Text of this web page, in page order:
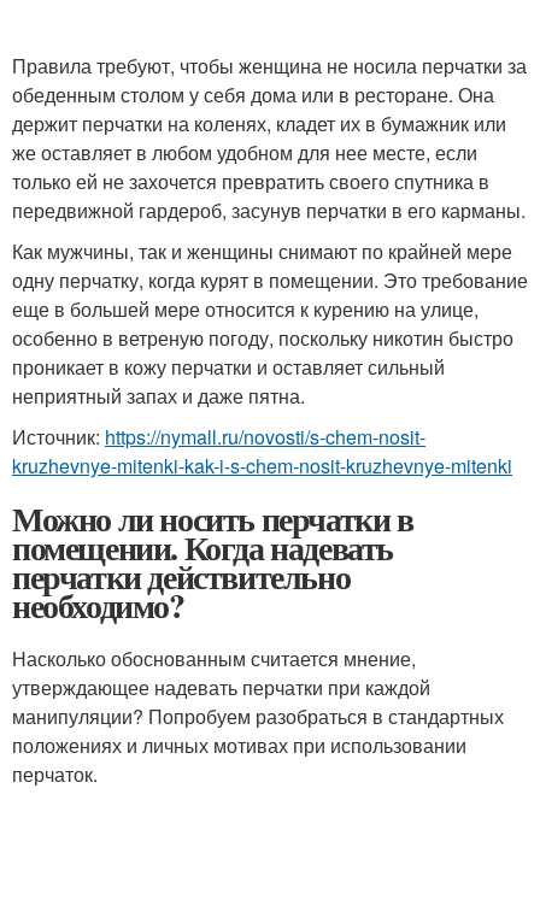
Правила требуют, чтобы женщина не носила перчатки за
обеденным столом у себя дома или в ресторане. Она
держит перчатки на коленях, кладет их в бумажник или
же оставляет в любом удобном для нее месте, если
только ей не захочется превратить своего спутника в
передвижной гардероб, засунув перчатки в его карманы.
Как мужчины, так и женщины снимают по крайней мере
одну перчатку, когда курят в помещении. Это требование
еще в большей мере относится к курению на улице,
особенно в ветреную погоду, поскольку никотин быстро
проникает в кожу перчатки и оставляет сильный
неприятный запах и даже пятна.
Источник: https://nymall.ru/novosti/s-chem-nosit-
kruzhevnye-mitenki-kak-i-s-chem-nosit-kruzhevnye-mitenki
Можно ли носить перчатки в
помещении. Когда надевать
перчатки действительно
необходимо?
Насколько обоснованным считается мнение,
утверждающее надевать перчатки при каждой
манипуляции? Попробуем разобраться в стандартных
положениях и личных мотивах при использовании
перчаток.